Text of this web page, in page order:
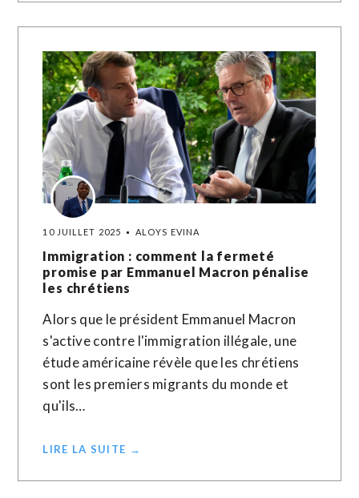
10 JUILLET 2025 ALOYS EVINA
Immigration : comment la fermeté
promise par Emmanuel Macron pénalise
les chrétiens
Alors que le président Emmanuel Macron
s'active contre l'immigration illégale, une
étude américaine révèle que les chrétiens
sont les premiers migrants du monde et
qu'ils…
LIRE LA SUITE →